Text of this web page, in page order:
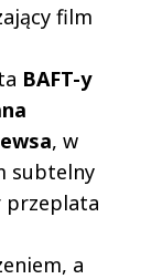
film
BAFT-y
, w
subtelny
przeplata
a